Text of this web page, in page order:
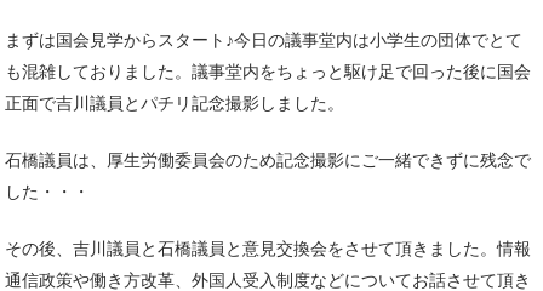
まずは国会見学からスタート♪今日の議事堂内は小学生の団体でとて
も混雑しておりました。議事堂内をちょっと駆け足で回った後に国会
正面で吉川議員とパチリ記念撮影しました。
石橋議員は、厚生労働委員会のため記念撮影にご一緒できずに残念で
した・・・
その後、吉川議員と石橋議員と意見交換会をさせて頂きました。情報
通信政策や働き方改革、外国人受入制度などについてお話させて頂き